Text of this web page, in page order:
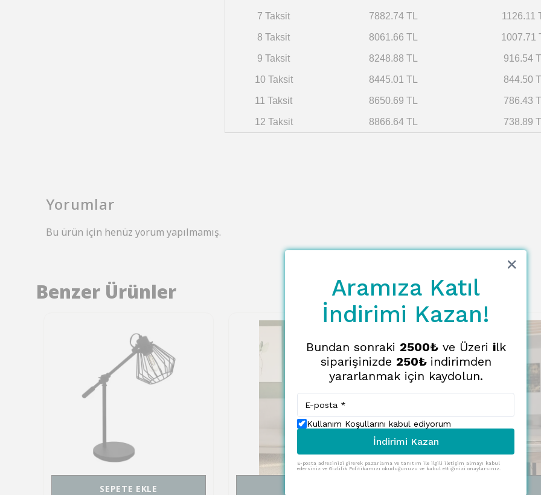
7 Taksit 7882.74 TL 1126.11
8 Taksit 8061.66 TL 1007.71
9 Taksit 8248.88 TL 916.54
10 Taksit 8445.01 TL 844.50
11 Taksit 8650.69 TL 786.43
12 Taksit 8866.64 TL 738.89
Yorumlar
Bu ürün için henüz yorum yapılmamış.
Benzer Ürünler
SEPETE EKLE
Aramıza Katıl
İndirimi Kazan!
Bundan sonraki 2500₺ve Üzeri ilk
siparişinizde 250₺ indirimden
yararlanmak için kaydolun.
Kullanım Koşullarını kabul ediyorum
İndirimi Kazan
E-posta adresinizi girerek pazarlama ve tanıtım ile ilgili iletişim almayı kabul
edersiniz ve Gizlilik Politikamızı okuduğunuzu ve kabul ettiğinizi onaylarsınız.